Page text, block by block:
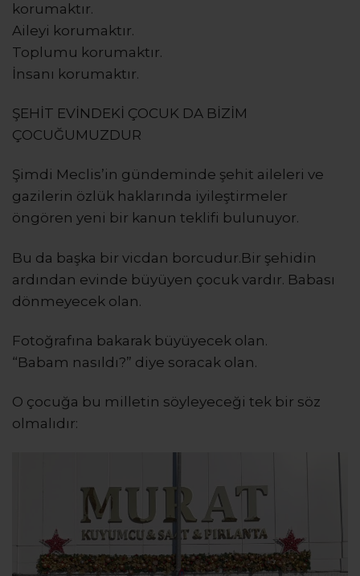
korumaktır.
Aileyi korumaktır.
Toplumu korumaktır.
İnsanı korumaktır.
ŞEHİT EVİNDEKİ ÇOCUK DA BİZİM
ÇOCUĞUMUZDUR
Şimdi Meclis’in gündeminde şehit aileleri ve
gazilerin özlük haklarında iyileştirmeler
öngören yeni bir kanun teklifi bulunuyor.
Bu da başka bir vicdan borcudur.Bir şehidin
ardından evinde büyüyen çocuk vardır. Babası
dönmeyecek olan.
Fotoğrafına bakarak büyüyecek olan.
“Babam nasıldı?” diye soracak olan.
O çocuğa bu milletin söyleyeceği tek bir söz
olmalıdır: